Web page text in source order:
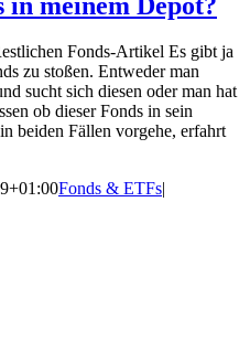
Fonds-Artikel Es gibt ja
zu stoßen. Entweder man
sucht sich diesen oder man hat
ob dieser Fonds in sein
beiden Fällen vorgehe, erfahrt
Fonds & ETFs|